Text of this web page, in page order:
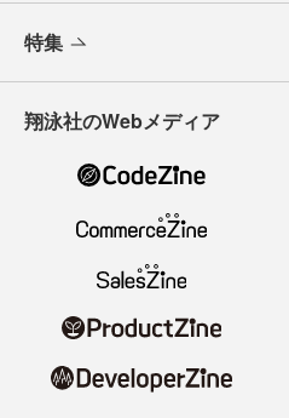
特集
翔泳社のWebメディア